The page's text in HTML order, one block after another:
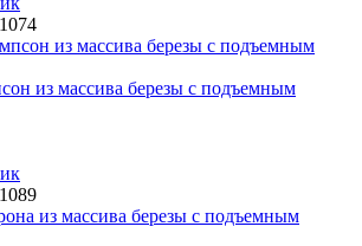
из массива березы с подъемным